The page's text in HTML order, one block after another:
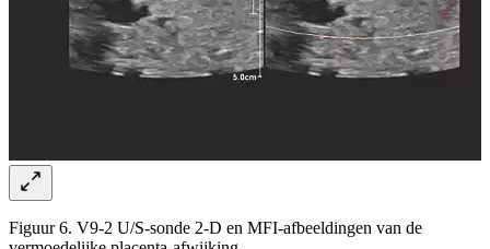
Figuur 6. V9-2 U/S-sonde 2-D en MFI-afbeeldingen van de